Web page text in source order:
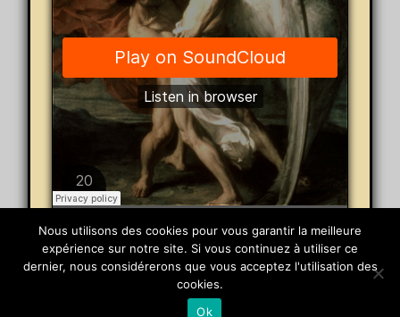
© 2026 Orpheo Mundi
by
Nous utilisons des cookies pour vous garantir la meilleure
expérience sur notre site. Si vous continuez à utiliser ce
dernier, nous considérerons que vous acceptez l'utilisation des
cookies.
Ok